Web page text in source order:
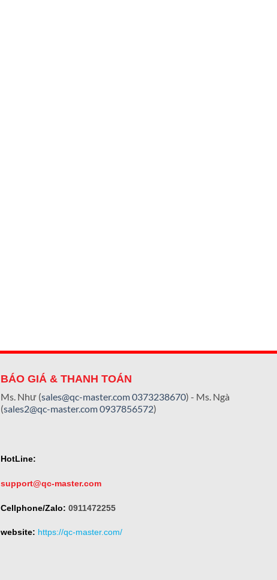
BÁO GIÁ & THANH TOÁN
Ms. Như (sales@qc-master.com0373238670) - Ms. Ngà
(sales2@qc-master.com0937856572)
HotLine:
support@qc-master.com
Cellphone/Zalo: 0911472255
website: https://qc-master.com/